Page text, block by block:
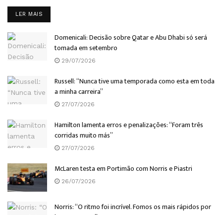
LER MAIS
Domenicali: Decisão sobre Qatar e Abu Dhabi só será
tomada em setembro
29/07/2026
Russell: “Nunca tive uma temporada como esta em toda
a minha carreira”
27/07/2026
Hamilton lamenta erros e penalizações: “Foram três
corridas muito más”
27/07/2026
McLaren testa em Portimão com Norris e Piastri
26/07/2026
Norris: “O ritmo foi incrível. Fomos os mais rápidos por